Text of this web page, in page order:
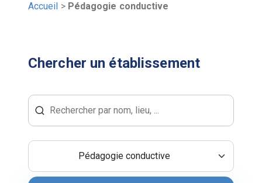
Accueil > Pédagogie conductive
Chercher un établissement
Pédagogie conductive